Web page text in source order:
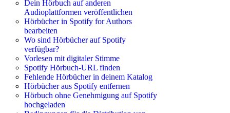
Dein Hörbuch auf anderen
Audioplattformen veröffentlichen
Hörbücher in Spotify for Authors
bearbeiten
Wo sind Hörbücher auf Spotify
verfügbar?
Vorlesen mit digitaler Stimme
Spotify Hörbuch-URL finden
Fehlende Hörbücher in deinem Katalog
Hörbücher aus Spotify entfernen
Hörbuch ohne Genehmigung auf Spotify
hochgeladen